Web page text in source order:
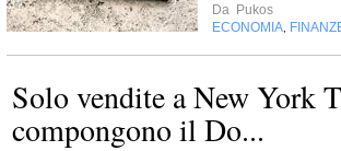
Da Pukos
ECONOMIA
Solo vendite a New York
compongono il Do...